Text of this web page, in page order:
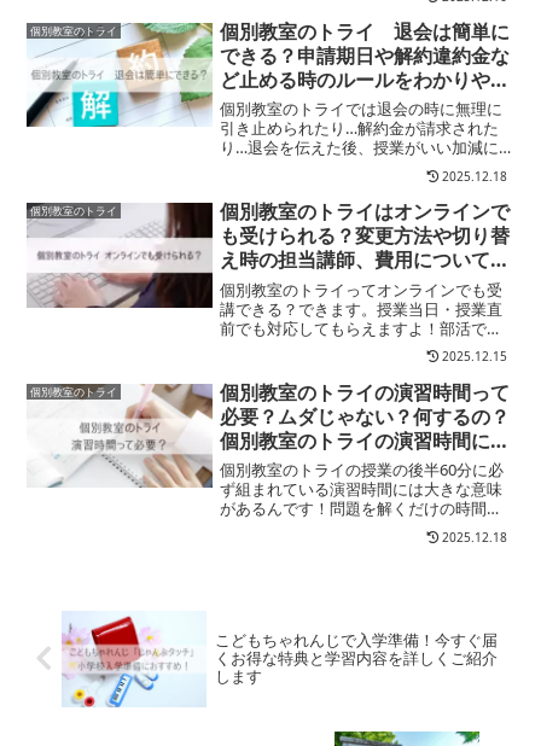
医学部合格コース予備校コースがあり、
大学受験対策ができる塾として、プラン
も豊富！ただし、実はこう...
個別教室のトライ
個別教室のトライ 退会は簡単に
できる？申請期日や解約違約金な
ど止める時のルールをわかりやす
く解説します
個別教室のトライでは退会の時に無理に
引き止められたり…解約金が請求された
り…退会を伝えた後、授業がいい加減に
なったりしない？といった心配は不要！
退会希望月の前月までに教室長またはト
ライ本部に申し出この↑条件で違約金な
し！※ 違約金が必要なの...
2025.12.18
個別教室のトライ
個別教室のトライはオンラインで
も受けられる？変更方法や切り替
え時の担当講師、費用についてリ
サーチしました
個別教室のトライってオンラインでも受
講できる？できます。授業当日・授業直
前でも対応してもらえますよ！部活で帰
りが遅くなったり、教室に通うには体調
がすぐれなかったり…そんな場合でも個
別教室のトライなら、教室に電話するだ
けで、担任講師のオンライ...
2025.12.15
個別教室のトライ
個別教室のトライの演習時間って
必要？ムダじゃない？何するの？
個別教室のトライの演習時間に納
得の理由を解説します
個別教室のトライの授業の後半60分に必
ず組まれている演習時間には大きな意味
があるんです！問題を解くだけの時間が
授業時間に60分も含まれるなんてもった
いない！無駄じゃない？家ですればいい
2025.12.18
こどもちゃれんじで入学準備！今すぐ届
くお得な特典と学習内容を詳しくご紹介
します